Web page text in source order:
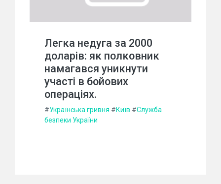
Легка недуга за 2000
доларів: як полковник
намагався уникнути
участі в бойових
операціях.
#Українська гривня #Київ #Служба
безпеки України